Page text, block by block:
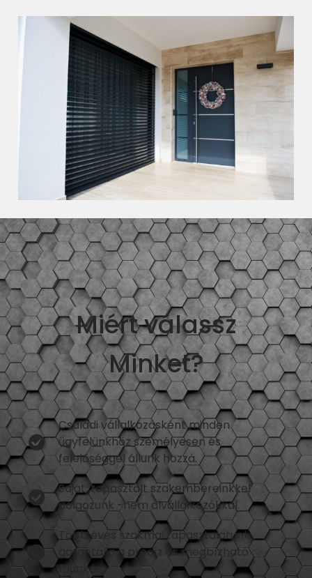
Miért válassz
Minket?
Családi vállalkozásként minden
ügyfelünkhöz személyesen és
felelőséggel állunk hozzá.
Saját, tapasztalt szakembereinkkel
dolgozunk -nem alvállalkozókkal.
Több éves szakmai tapasztalatunk
garantálja a precíz és megbízható
munkát.